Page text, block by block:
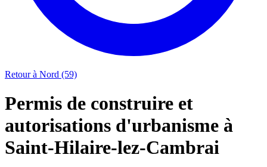
Retour à Nord (59)
Permis de construire et
autorisations d'urbanisme à
Saint-Hilaire-lez-Cambrai